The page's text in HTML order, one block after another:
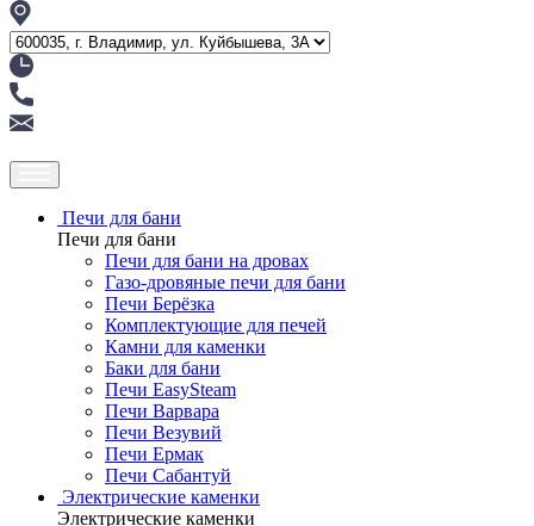
Печи для бани
Печи для бани
Печи для бани на дровах
Газо-дровяные печи для бани
Печи Берёзка
Комплектующие для печей
Камни для каменки
Баки для бани
Печи EasySteam
Печи Варвара
Печи Везувий
Печи Ермак
Печи Сабантуй
Электрические каменки
Электрические каменки